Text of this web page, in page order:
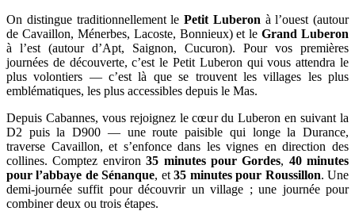
On distingue traditionnellement le Petit Luberon à l’ouest (autour
de Cavaillon, Ménerbes, Lacoste, Bonnieux) et leGrand Luberon
à l’est (autour d’Apt, Saignon, Cucuron). Pour vos premières
journées de découverte, c’est le Petit Luberon qui vous attendra le
plus volontiers — c’est là que se trouvent les villages les plus
emblématiques, les plus accessibles depuis le Mas.
Depuis Cabannes, vous rejoignez le cœur du Luberon en suivant la
D2 puis la D900 — une route paisible qui longe la Durance,
traverse Cavaillon, et s’enfonce dans les vignes en direction des
collines. Comptez environ35 minutes pour Gordes, 40 minutes
pour l’abbaye de Sénanque, et35 minutes pour Roussillon. Une
demi-journée suffit pour découvrir un village ; une journée pour
combiner deux ou trois étapes.